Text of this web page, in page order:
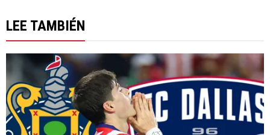
LEE TAMBIÉN